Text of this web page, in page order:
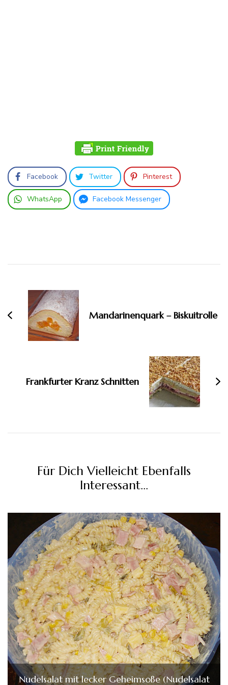
Facebook Twitter Pinterest
WhatsApp Facebook Messenger
Mandarinenquark – Biskuitrolle
Frankfurter Kranz Schnitten
Für Dich Vielleicht Ebenfalls
Interessant...
Nudelsalat mit lecker Geheimsoße (Nudelsalat